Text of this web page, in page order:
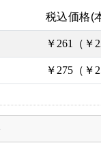
税込価格(
￥261（￥
￥275（￥